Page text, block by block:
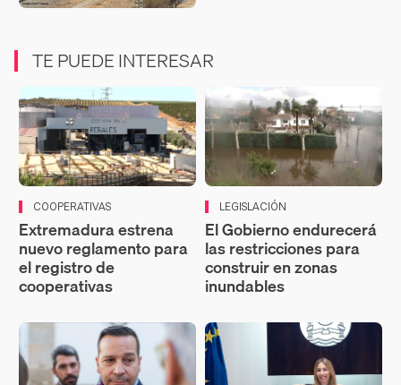
TE PUEDE INTERESAR
COOPERATIVAS
Extremadura estrena
nuevo reglamento para
el registro de
cooperativas
LEGISLACIÓN
El Gobierno endurecerá
las restricciones para
construir en zonas
inundables